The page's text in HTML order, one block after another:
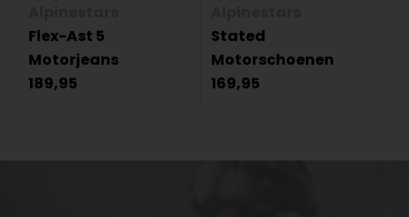
Flex-Ast 5
Motorjeans
189,95
Stated
Motorschoenen
169,95